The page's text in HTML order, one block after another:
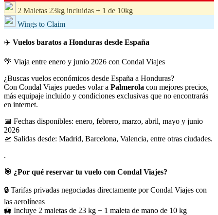
2 Maletas 23kg incluidas + 1 de 10kg
Wings to Claim
✈️ Vuelos baratos a Honduras desde España
🌴 Viaja entre enero y junio 2026 con Condal Viajes
¿Buscas vuelos económicos desde España a Honduras?
Con Condal Viajes puedes volar a Palmerola con mejores precios,
más equipaje incluido y condiciones exclusivas que no encontrarás
en internet.
📅 Fechas disponibles: enero, febrero, marzo, abril, mayo y junio
2026
🛫 Salidas desde: Madrid, Barcelona, Valencia, entre otras ciudades.
.
🎯 ¿Por qué reservar tu vuelo con Condal Viajes?
🔒 Tarifas privadas negociadas directamente por Condal Viajes con
las aerolíneas
🛄 Incluye 2 maletas de 23 kg + 1 maleta de mano de 10 kg